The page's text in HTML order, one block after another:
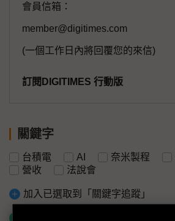
會員信箱：
member@digitimes.com
(一個工作日內將回覆您的來信)
訂閱DIGITIMES 行動版
關鍵字
台積電 AI 奈米製程
營收
法說會
加入已選取到「關鍵字追蹤」